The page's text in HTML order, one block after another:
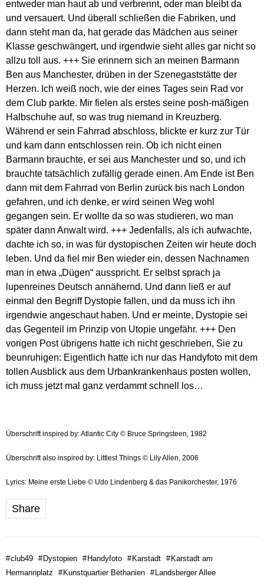
entweder man haut ab und verbrennt, oder man bleibt da
und versauert. Und überall schließen die Fabriken, und
dann steht man da, hat gerade das Mädchen aus seiner
Klasse geschwängert, und irgendwie sieht alles gar nicht so
allzu toll aus. +++ Sie erinnern sich an meinen Barmann
Ben aus Manchester, drüben in der Szenegaststätte der
Herzen. Ich weiß noch, wie der eines Tages sein Rad vor
dem Club parkte. Mir fielen als erstes seine posh-mäßigen
Halbschuhe auf, so was trug niemand in Kreuzberg.
Während er sein Fahrrad abschloss, blickte er kurz zur Tür
und kam dann entschlossen rein. Ob ich nicht einen
Barmann brauchte, er sei aus Manchester und so, und ich
brauchte tatsächlich zufällig gerade einen. Am Ende ist Ben
dann mit dem Fahrrad von Berlin zurück bis nach London
gefahren, und ich denke, er wird seinen Weg wohl
gegangen sein. Er wollte da so was studieren, wo man
später dann Anwalt wird. +++ Jedenfalls, als ich aufwachte,
dachte ich so, in was für dystopischen Zeiten wir heute doch
leben. Und da fiel mir Ben wieder ein, dessen Nachnamen
man in etwa „Dügen“ ausspricht. Er selbst sprach ja
lupenreines Deutsch annähernd. Und dann ließ er auf
einmal den Begriff Dystopie fallen, und da muss ich ihn
irgendwie angeschaut haben. Und er meinte, Dystopie sei
das Gegenteil im Prinzip von Utopie ungefähr. +++ Den
vorigen Post übrigens hatte ich nicht geschrieben, Sie zu
beunruhigen: Eigentlich hatte ich nur das Handyfoto mit dem
tollen Ausblick aus dem Urbankrankenhaus posten wollen,
ich muss jetzt mal ganz verdammt schnell los…
Überschrift inspired by: Atlantic City © Bruce Springsteen, 1982
Überschrift also inspired by: Littlest Things © Lily Allen, 2006
Lyrics: Meine erste Liebe © Udo Lindenberg & das Panikorchester, 1976
Share
#club49 #Dystopien #Handyfoto #Karstadt #Karstadt am
Hermannplatz
#Kunstquartier Bethanien #Landsberger Allee